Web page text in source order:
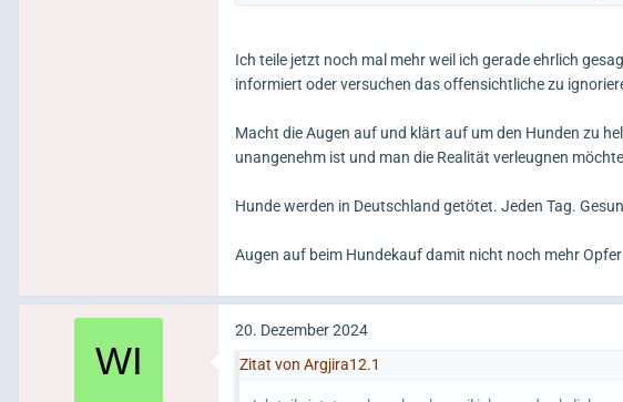
Ich teile jetzt noch mal mehr weil ich gerade ehrlich
informiert oder versuchen das offensichtliche zu
Macht die Augen auf und klärt auf um den Hunden zu
unangenehm ist und man die Realität verleugnen
Hunde werden in Deutschland getötet. Jeden Tag.
Augen auf beim Hundekauf damit nicht noch mehr
20. Dezember 2024
Zitat von Argjira12.1